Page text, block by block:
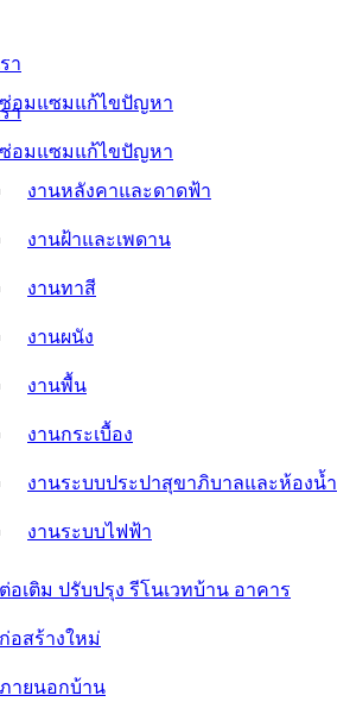
า
อมแซมแก้ไขปัญหา
งานหลังคาและดาดฟ้า
งานฝ้าและเพดาน
งานทาสี
งานผนัง
งานพื้น
งานกระเบื้อง
งานระบบประปาสุขาภิบาลและห้องน้ำ
งานระบบไฟฟ้า
อเติม ปรับปรุง รีโนเวทบ้าน อาคาร
อสร้างใหม่
ายนอกบ้าน
า
อมแซมแก้ไขปัญหา
งานหลังคาและดาดฟ้า
งานฝ้าและเพดาน
งานทาสี
งานผนัง
งานพื้น
งานกระเบื้อง
งานระบบประปาสุขาภิบาลและห้องน้ำ
งานระบบไฟฟ้า
ต่อเติม ปรับปรุง รีโนเวทบ้าน อาคาร
อสร้างใหม่
ายนอกบ้าน